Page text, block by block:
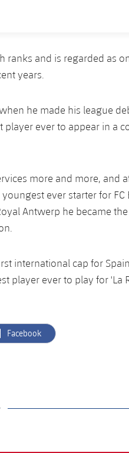
ranks and is regarded as
years.
he made his league
ever to appear in a
more and more, and
ever starter for FC
Antwerp he became
international cap for
player ever to play for 'La
label.aria.facebook
Facebook